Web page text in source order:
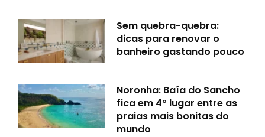
Sem quebra-quebra:
dicas para renovar o
banheiro gastando pouco
Noronha: Baía do Sancho
fica em 4º lugar entre as
praias mais bonitas do
mundo